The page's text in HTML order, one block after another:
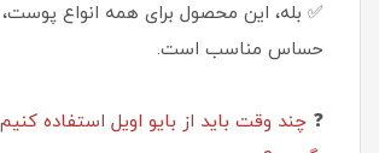
✅ بله، این محصول برای همه انواع
حساس مناسب است.
❓ چند وقت باید از بایو اویل استفاده